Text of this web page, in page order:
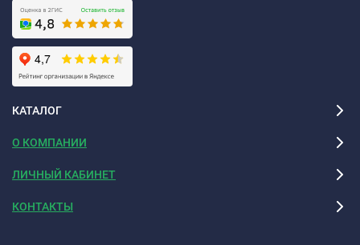
КАТАЛОГ
О КОМПАНИИ
ЛИЧНЫЙ КАБИНЕТ
КОНТАКТЫ